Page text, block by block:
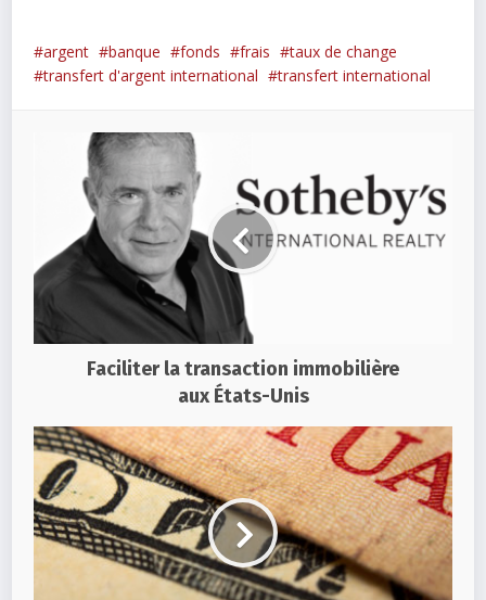
argent banque fonds frais
taux de change
transfert d'argent international
transfert international
Faciliter la transaction immobilière
aux États-Unis